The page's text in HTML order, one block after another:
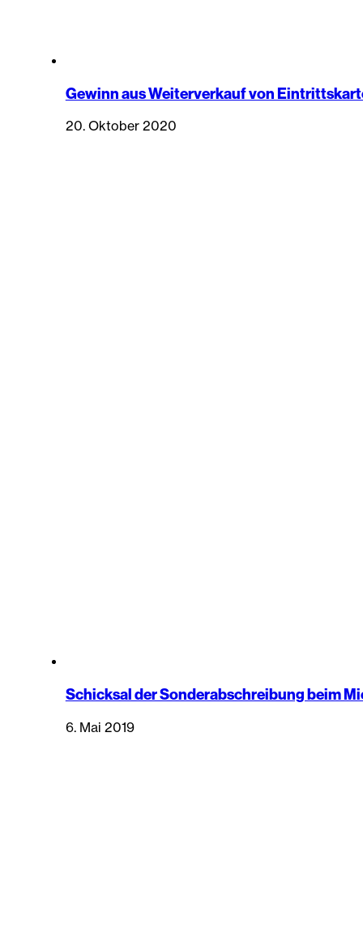
Gewinn aus Weiterverkauf von
20. Oktober 2020
Schicksal der Sonderabschreibung beim
6. Mai 2019